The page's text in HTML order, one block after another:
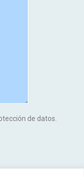
de datos.